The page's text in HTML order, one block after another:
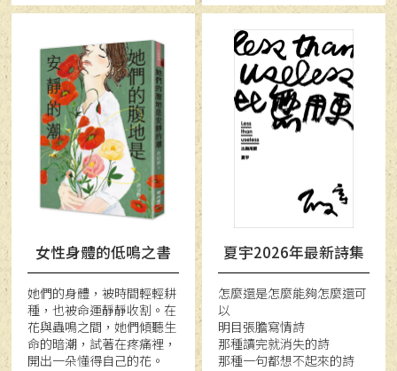
女性身體的低鳴之書
她們的身體，被時間輕輕耕
種，也被命運靜靜收割。在
花與蟲鳴之間，她們傾聽生
命的暗潮，試著在疼痛裡，
開出一朵懂得自己的花。
夏宇2026年最新詩集
怎麼還是怎麼能夠怎麼還可
以
明目張膽寫情詩
那種讀完就消失的詩
那種一句都想不起來的詩